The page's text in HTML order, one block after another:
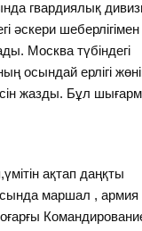
гвардиялық
әскери шеберлігімен
Москва түбіндегі
осындай ерлігі
жазды. Бұл
ақтап даңқты
маршал , армия